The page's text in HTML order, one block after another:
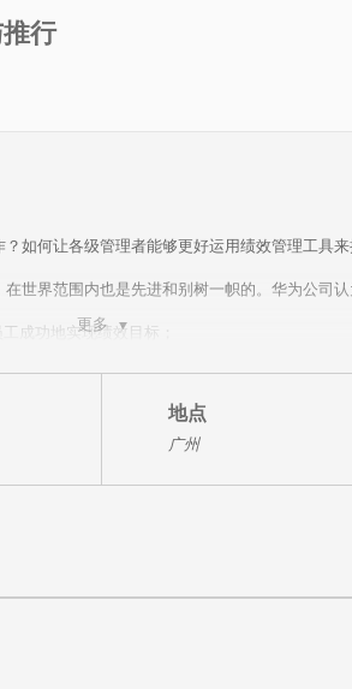
行
更多
如何让各级管理者能够更好运用绩效管理工具
世界范围内也是先进和别树一帜的。华为公司
成功地实现绩效目标；
的过程管理。
理者更好地掌控绩效管理工具，从而更有效地
运用的策略和方式等；
，让培训真正落地；
地点
广州